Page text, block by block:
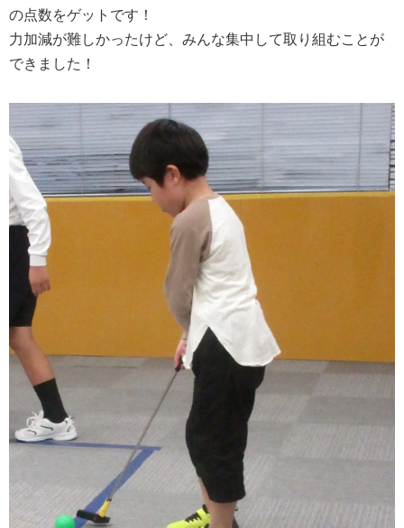
の点数をゲットです！
力加減が難しかったけど、みんな集中して取り組むことが
できました！